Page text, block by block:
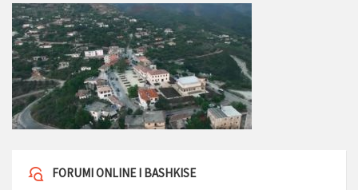
FORUMI ONLINE I BASHKISE